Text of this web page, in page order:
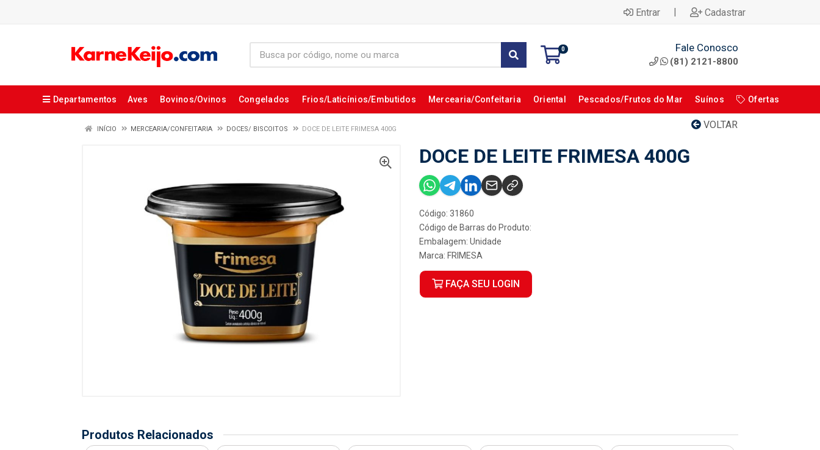
Entrar | Cadastrar
0 Fale Conosco
(81) 2121-8800
Departamentos Aves Bovinos/Ovinos Congelados Frios/Laticínios/Embutidos Mercearia/Confeitaria Oriental Pescados/Frutos do Mar Suínos Ofertas
VOLTAR
INÍCIO MERCEARIA/CONFEITARIA DOCES/ BISCOITOS DOCE DE LEITE FRIMESA 400G
DOCE DE LEITE FRIMESA 400G
Código: 31860
Código de Barras do Produto:
Embalagem: Unidade
Marca: FRIMESA
FAÇA SEU LOGIN
Produtos Relacionados